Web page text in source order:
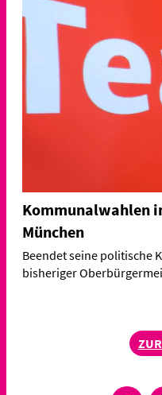
Kommunalwahlen
München
Beendet seine politische
bisheriger